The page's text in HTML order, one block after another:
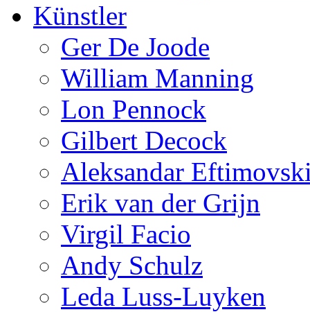
Künstler
Ger De Joode
William Manning
Lon Pennock
Gilbert Decock
Aleksandar
Erik van der Grijn
Virgil Facio
Andy Schulz
Leda Luss-Luyken